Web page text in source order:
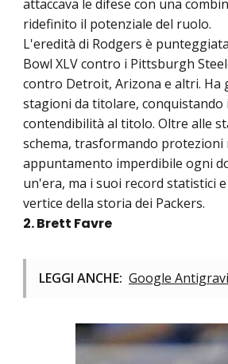
attaccava le difese con una
ridefinito il potenziale del ruolo.
L'eredità di Rodgers è
Bowl XLV contro i Pittsburgh
contro Detroit, Arizona e altri. Ha
stagioni da titolare, conquistando
contendibilità al titolo. Oltre alle
schema, trasformando
appuntamento imperdibile ogni
un'era, ma i suoi record statistici
vertice della storia dei Packers.
2. Brett Favre
LEGGI ANCHE: Google